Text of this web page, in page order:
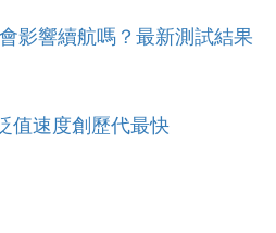
影響續航嗎？最新測試結果
值速度創歷代最快